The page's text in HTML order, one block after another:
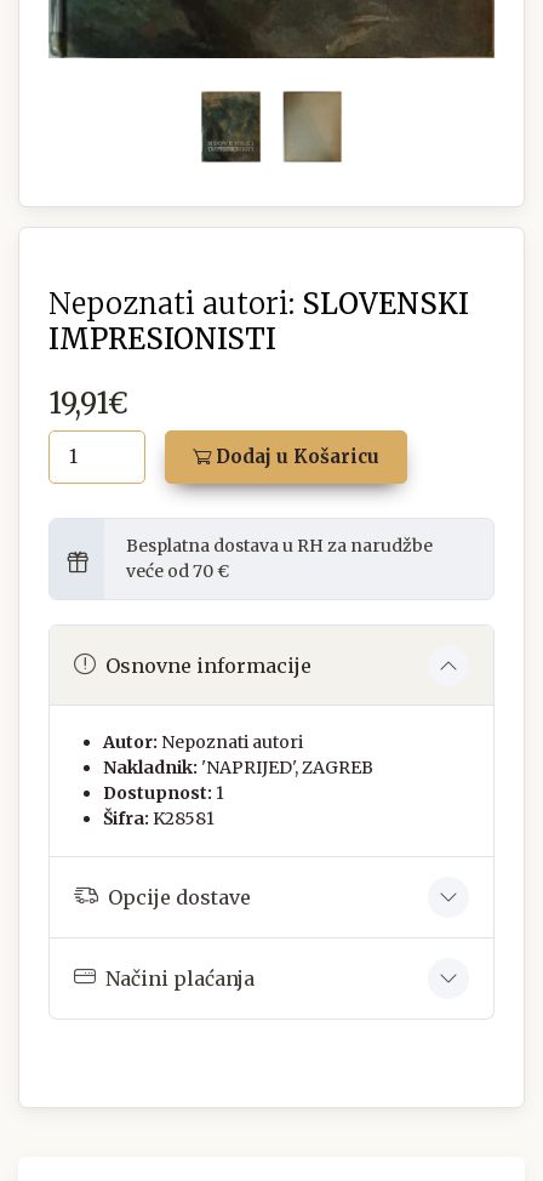
Nepoznati autori: SLOVENSKI
IMPRESIONISTI
19,91€
Dodaj u Košaricu
Besplatna dostava u RH za narudžbe
veće od 70 €
Osnovne informacije
Autor: Nepoznati autori
Nakladnik: 'NAPRIJED', ZAGREB
Dostupnost: 1
Šifra: K28581
Opcije dostave
Načini plaćanja